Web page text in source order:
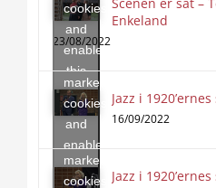
cookies
and
enable
this
content
Enkeland
23/08/2022
Click
to
marketing
cookies
and
enable
this
Jazz i
16/09/2022
Click
to
accept
marketing
cookies
Jazz i